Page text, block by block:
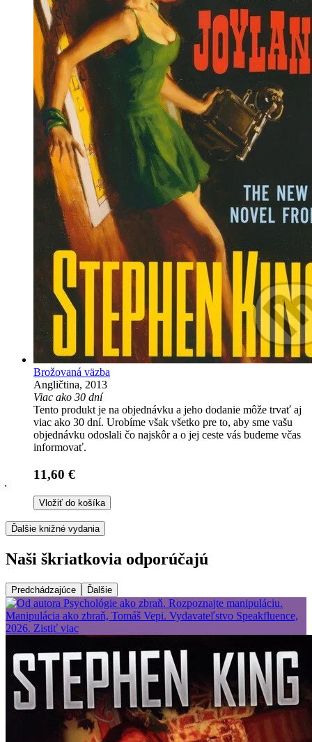
Brožovaná väzba
Angličtina, 2013
Viac ako 30 dní
Tento produkt je na objednávku a jeho dodanie môže trvať aj
viac ako 30 dní. Urobíme však všetko pre to, aby sme vašu
objednávku odoslali čo najskôr a o jej ceste vás budeme včas
informovať.
11,60 €
Vložiť do košíka
Ďalšie knižné vydania
Naši škriatkovia odporúčajú
Predchádzajúce Ďalšie